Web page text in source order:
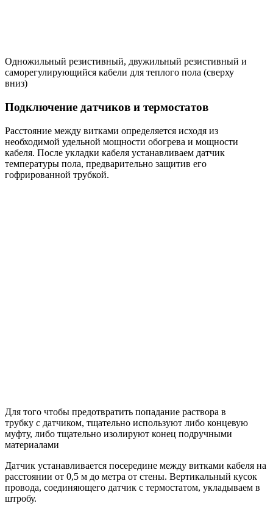
Одножильный резистивный, двужильный резистивный и
саморегулирующийся кабели для теплого пола (сверху
вниз)
Подключение датчиков и термостатов
Расстояние между витками определяется исходя из
необходимой удельной мощности обогрева и мощности
кабеля. После укладки кабеля устанавливаем датчик
температуры пола, предварительно защитив его
гофрированной трубкой.
Для того чтобы предотвратить попадание раствора в
трубку с датчиком, тщательно используют либо концевую
муфту, либо тщательно изолируют конец подручными
материалами
Датчик устанавливается посередине между витками кабеля на
расстоянии от 0,5 м до метра от стены. Вертикальный кусок
провода, соединяющего датчик с термостатом, укладываем в
штробу.